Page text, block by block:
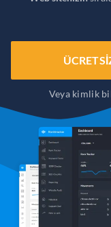
Veya kimlik